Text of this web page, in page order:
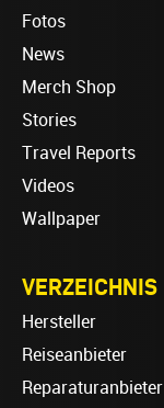
Fotos
News
Merch Shop
Stories
Travel Reports
Videos
Wallpaper
VERZEICHNIS
Hersteller
Reiseanbieter
Reparaturanbieter